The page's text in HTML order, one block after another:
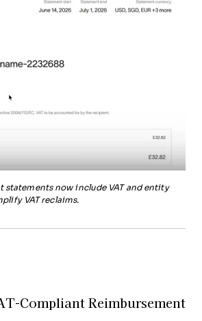
statements now include VAT and entity
VAT reclaims.
Compliant Reimbursement